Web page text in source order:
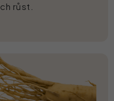
růst.